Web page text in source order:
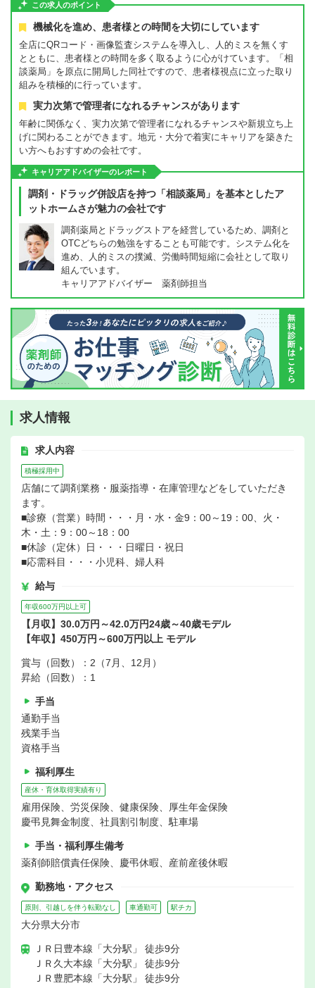
この求人のポイント
機械化を進め、患者様との時間を大切にしています
全店にQRコード・画像監査システムを導入し、人的ミスを無くす
とともに、患者様との時間を多く取るように心がけています。「相
談薬局」を原点に開局した同社ですので、患者様視点に立った取り
組みを積極的に行っています。
実力次第で管理者になれるチャンスがあります
年齢に関係なく、実力次第で管理者になれるチャンスや新規立ち上
げに関わることができます。地元・大分で着実にキャリアを築きた
い方へもおすすめの会社です。
キャリアアドバイザーのレポート
調剤・ドラッグ併設店を持つ「相談薬局」を基本としたア
ットホームさが魅力の会社です
調剤薬局とドラッグストアを経営しているため、調剤と
OTCどちらの勉強をすることも可能です。システム化を
進め、人的ミスの撲滅、労働時間短縮に会社として取り
組んでいます。
キャリアアドバイザー 薬剤師担当
求人情報
求人内容
積極採用中
店舗にて調剤業務・服薬指導・在庫管理などをしていただき
ます。
■診療（営業）時間・・・月・水・金9：00～19：00、火・
木・土：9：00～18：00
■休診（定休）日・・・日曜日・祝日
■応需科目・・・小児科、婦人科
給与
年収600万円以上可
【月収】30.0万円～42.0万円24歳～40歳モデル
【年収】450万円～600万円以上 モデル
賞与（回数）：2（7月、12月）
昇給（回数）：1
手当
通勤手当
残業手当
資格手当
福利厚生
産休・育休取得実績有り
雇用保険、労災保険、健康保険、厚生年金保険
慶弔見舞金制度、社員割引制度、駐車場
手当・福利厚生備考
薬剤師賠償責任保険、慶弔休暇、産前産後休暇
勤務地・アクセス
原則、引越しを伴う転勤なし 車通勤可 駅チカ
大分県大分市
ＪＲ日豊本線「大分駅」 徒歩9分
ＪＲ久大本線「大分駅」 徒歩9分
ＪＲ豊肥本線「大分駅」 徒歩9分